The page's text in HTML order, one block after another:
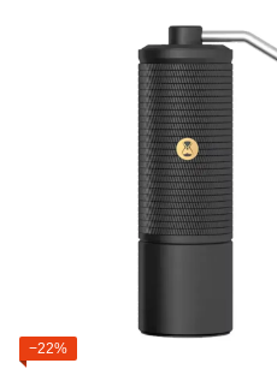
−22%